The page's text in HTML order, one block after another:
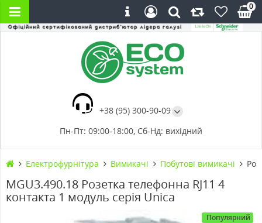
+38 (95) 300-90-09
Пн-Пт: 09:00-18:00, Сб-Нд: вихідний
0
Електрофурнітура Вимикачі Побутові вимикачі
MGU3.490.18 Розетка телефонна RJ11 4
контакта 1 модуль серія Unica
Популярний